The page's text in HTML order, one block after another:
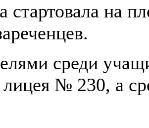
стартовала на
среди
№ 230, а